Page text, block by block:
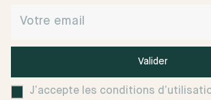
Valider
J’accepte les conditions